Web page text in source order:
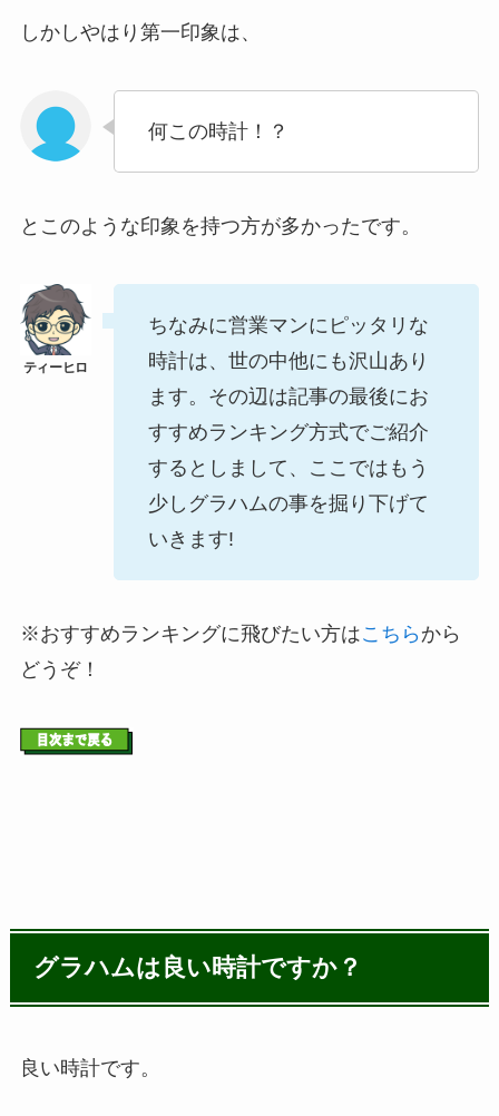
しかしやはり第一印象は、
何この時計！？
とこのような印象を持つ方が多かったです。
ちなみに営業マンにピッタリな
時計は、世の中他にも沢山あり
ます。その辺は記事の最後にお
すすめランキング方式でご紹介
するとしまして、ここではもう
少しグラハムの事を掘り下げて
いきます!
※おすすめランキングに飛びたい方はこちら から
どうぞ！
グラハムは良い時計ですか？
良い時計です。